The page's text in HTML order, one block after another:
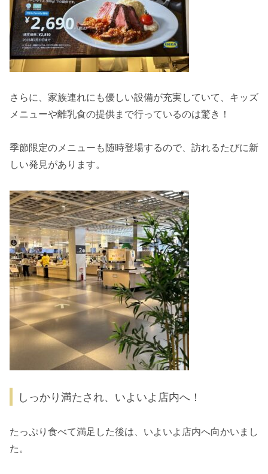
さらに、家族連れにも優しい設備が充実していて、キッズ
メニューや離乳食の提供まで行っているのは驚き！
季節限定のメニューも随時登場するので、訪れるたびに新
しい発見があります。
しっかり満たされ、いよいよ店内へ！
たっぷり食べて満足した後は、いよいよ店内へ向かいまし
た。